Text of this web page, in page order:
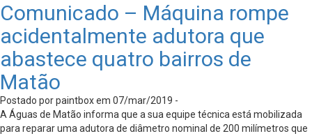
Comunicado – Máquina rompe
acidentalmente adutora que
abastece quatro bairros de
Matão
Postado por paintbox em 07/mar/2019 -
A Águas de Matão informa que a sua equipe técnica está mobilizada
para reparar uma adutora de diâmetro nominal de 200 milímetros que